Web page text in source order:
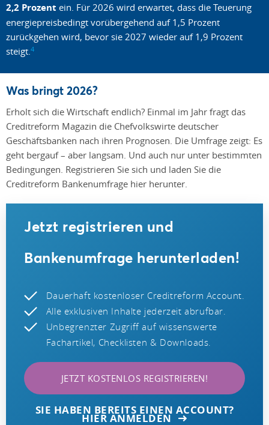
2,2 Prozent ein. Für 2026 wird erwartet, dass die Teuerung
energiepreisbedingt vorübergehend auf 1,5 Prozent
zurückgehen wird, bevor sie 2027 wieder auf 1,9 Prozent
steigt.4
Was bringt 2026?
Erholt sich die Wirtschaft endlich? Einmal im Jahr fragt das
Creditreform Magazin die Chefvolkswirte deutscher
Geschäftsbanken nach ihren Prognosen. Die Umfrage zeigt: Es
geht bergauf – aber langsam. Und auch nur unter bestimmten
Bedingungen. Registrieren Sie sich und laden Sie die
Creditreform Bankenumfrage hier herunter.
Jetzt registrieren und
Bankenumfrage herunterladen!
Dauerhaft kostenloser Creditreform Account.
Alle exklusiven Inhalte jederzeit abrufbar.
Unbegrenzter Zugriff auf wissenswerte
Fachartikel, Checklisten & Downloads.
JETZT KOSTENLOS REGISTRIEREN!
SIE HABEN BEREITS EINEN ACCOUNT?
HIER ANMELDEN